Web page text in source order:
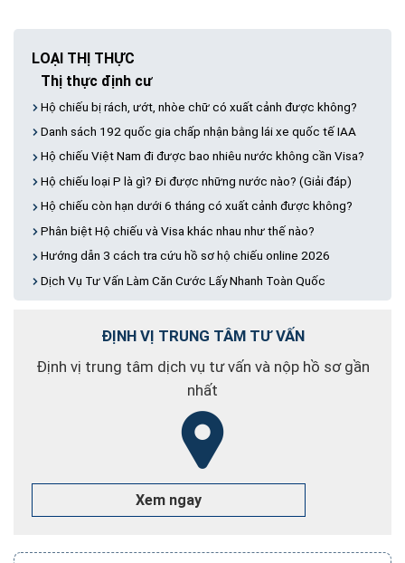
LOẠI THỊ THỰC
Thị thực định cư
Hộ chiếu bị rách, ướt, nhòe chữ có xuất cảnh được không?
Danh sách 192 quốc gia chấp nhận bằng lái xe quốc tế IAA
Hộ chiếu Việt Nam đi được bao nhiêu nước không cần Visa?
Hộ chiếu loại P là gì? Đi được những nước nào? (Giải đáp)
Hộ chiếu còn hạn dưới 6 tháng có xuất cảnh được không?
Phân biệt Hộ chiếu và Visa khác nhau như thế nào?
Hướng dẫn 3 cách tra cứu hồ sơ hộ chiếu online 2026
Dịch Vụ Tư Vấn Làm Căn Cước Lấy Nhanh Toàn Quốc
Thị thực không định cư
Hộ chiếu bị rách, ướt, nhòe chữ có xuất cảnh được không?
Hộ chiếu Việt Nam đi được bao nhiêu nước không cần Visa?
Hộ chiếu còn hạn dưới 6 tháng có xuất cảnh được không?
Phân biệt Hộ chiếu và Visa khác nhau như thế nào?
Dịch Vụ Tư Vấn Làm Căn Cước Lấy Nhanh Toàn Quốc
ĐỊNH VỊ TRUNG TÂM TƯ VẤN
Định vị trung tâm dịch vụ tư vấn và nộp hồ sơ gần
nhất
Xem ngay